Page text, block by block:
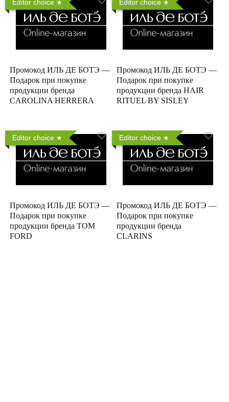
Editor choice
Промокод ИЛЬ ДЕ БОТЭ —
Подарок при покупке
продукции бренда
CAROLINA HERRERA
Editor choice
Промокод ИЛЬ ДЕ БОТЭ —
Подарок при покупке
продукции бренда HAIR
RITUEL BY SISLEY
Editor choice
Промокод ИЛЬ ДЕ БОТЭ —
Подарок при покупке
продукции бренда TOM
FORD
Editor choice
Промокод ИЛЬ ДЕ БОТЭ —
Подарок при покупке
продукции бренда
CLARINS